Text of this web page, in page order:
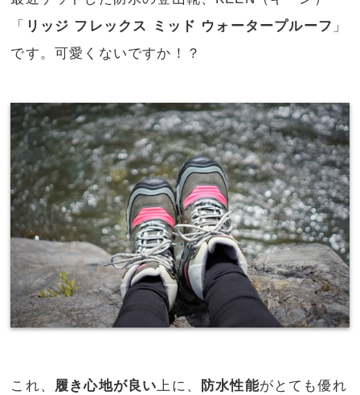
「
リッジ フレックス ミッド ウォータープルーフ 」
です。可愛くないですか！？
これ、 履き心地が良い上に、 防水性能がとても優れ